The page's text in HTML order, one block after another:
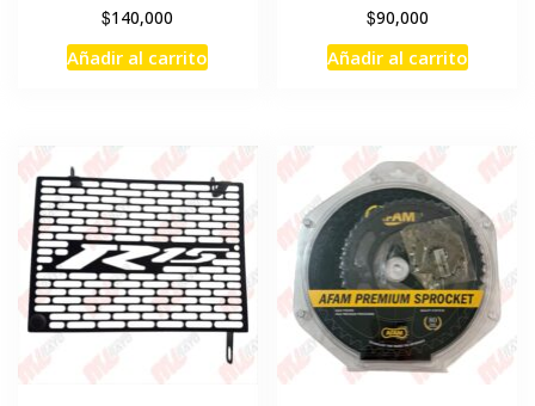
$140,000
Añadir al carrito
$90,000
Añadir al carrito